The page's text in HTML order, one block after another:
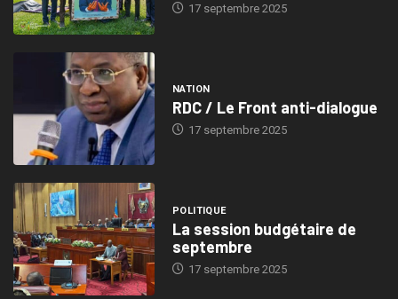
17 septembre 2025
NATION
RDC / Le Front anti-dialogue
17 septembre 2025
POLITIQUE
La session budgétaire de
septembre
17 septembre 2025